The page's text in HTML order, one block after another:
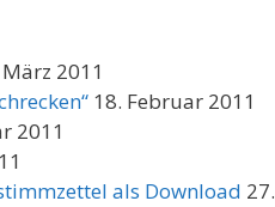
2011
18. Februar 2011
2011
als Download 27.